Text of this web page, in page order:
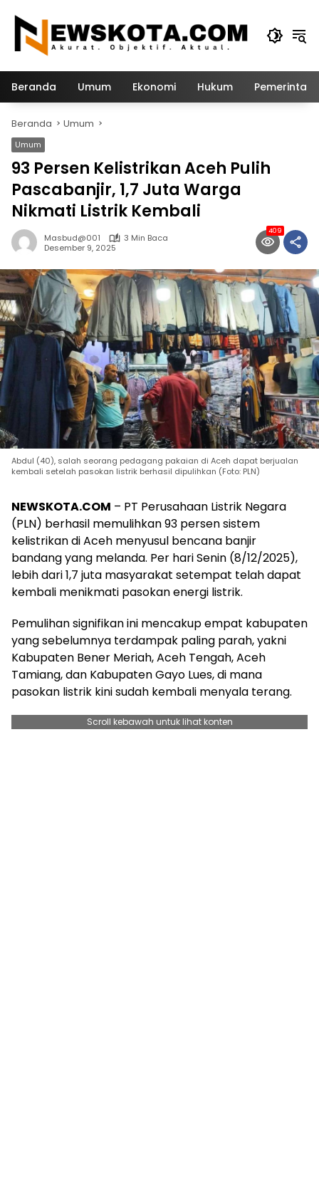
konten
Beranda Umum Ekonomi Hukum
Beranda Umum
Umum
93 Persen Kelistrikan Aceh Pulih
Pascabanjir, 1,7 Juta Warga
Nikmati Listrik Kembali
Masbud@001
3 Min Baca
Desember 9, 2025
409
Abdul (40), salah seorang pedagang pakaian di Aceh dapat berjualan
kembali setelah pasokan listrik berhasil dipulihkan (Foto: PLN)
NEWSKOTA.COM – PT Perusahaan Listrik Negara
(PLN) berhasil memulihkan 93 persen sistem
kelistrikan di Aceh menyusul bencana banjir
bandang yang melanda. Per hari Senin (8/12/2025),
lebih dari 1,7 juta masyarakat setempat telah dapat
kembali menikmati pasokan energi listrik.
Pemulihan signifikan ini mencakup empat kabupaten
yang sebelumnya terdampak paling parah, yakni
Kabupaten Bener Meriah, Aceh Tengah, Aceh
Tamiang, dan Kabupaten Gayo Lues, di mana
pasokan listrik kini sudah kembali menyala terang.
Scroll kebawah untuk lihat konten